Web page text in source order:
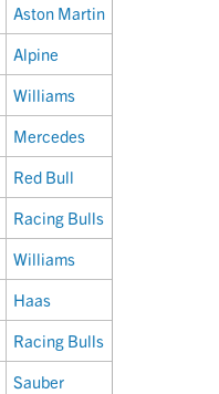
Aston Martin
Alpine
Williams
Mercedes
Red Bull
Racing Bulls
Williams
Haas
Racing Bulls
Sauber